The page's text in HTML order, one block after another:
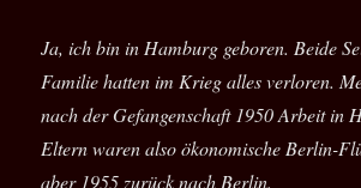
Ja, ich bin in Hamburg geboren. Beide
Familie hatten im Krieg alles verloren.
nach der Gefangenschaft 1950 Arbeit in
Eltern waren also ökonomische Berlin-
aber 1955 zurück nach Berlin.